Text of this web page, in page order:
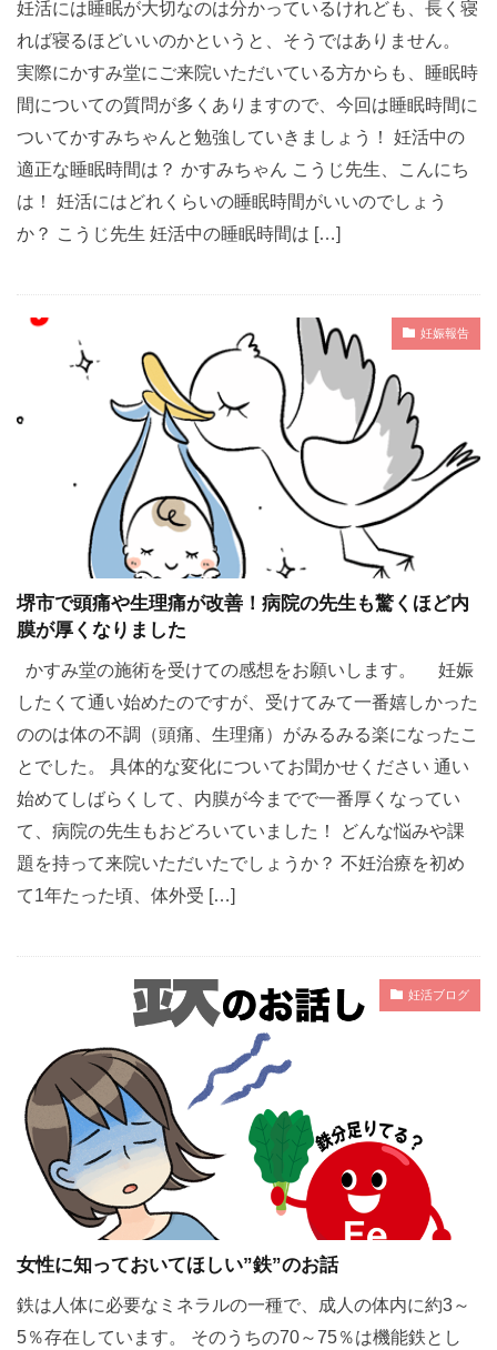
妊活には睡眠が大切なのは分かっているけれども、長く寝
れば寝るほどいいのかというと、そうではありません。
実際にかすみ堂にご来院いただいている方からも、睡眠時
間についての質問が多くありますので、今回は睡眠時間に
ついてかすみちゃんと勉強していきましょう！ 妊活中の
適正な睡眠時間は？ かすみちゃん こうじ先生、こんにち
は！ 妊活にはどれくらいの睡眠時間がいいのでしょう
か？ こうじ先生 妊活中の睡眠時間は […]
妊娠報告
堺市で頭痛や生理痛が改善！病院の先生も驚くほど内
膜が厚くなりました
かすみ堂の施術を受けての感想をお願いします。 妊娠
したくて通い始めたのですが、受けてみて一番嬉しかった
ののは体の不調（頭痛、生理痛）がみるみる楽になったこ
とでした。 具体的な変化についてお聞かせください 通い
始めてしばらくして、内膜が今までで一番厚くなってい
て、病院の先生もおどろいていました！ どんな悩みや課
題を持って来院いただいたでしょうか？ 不妊治療を初め
て1年たった頃、体外受 […]
妊活ブログ
女性に知っておいてほしい”鉄”のお話
鉄は人体に必要なミネラルの一種で、成人の体内に約3～
5％存在しています。 そのうちの70～75％は機能鉄とし